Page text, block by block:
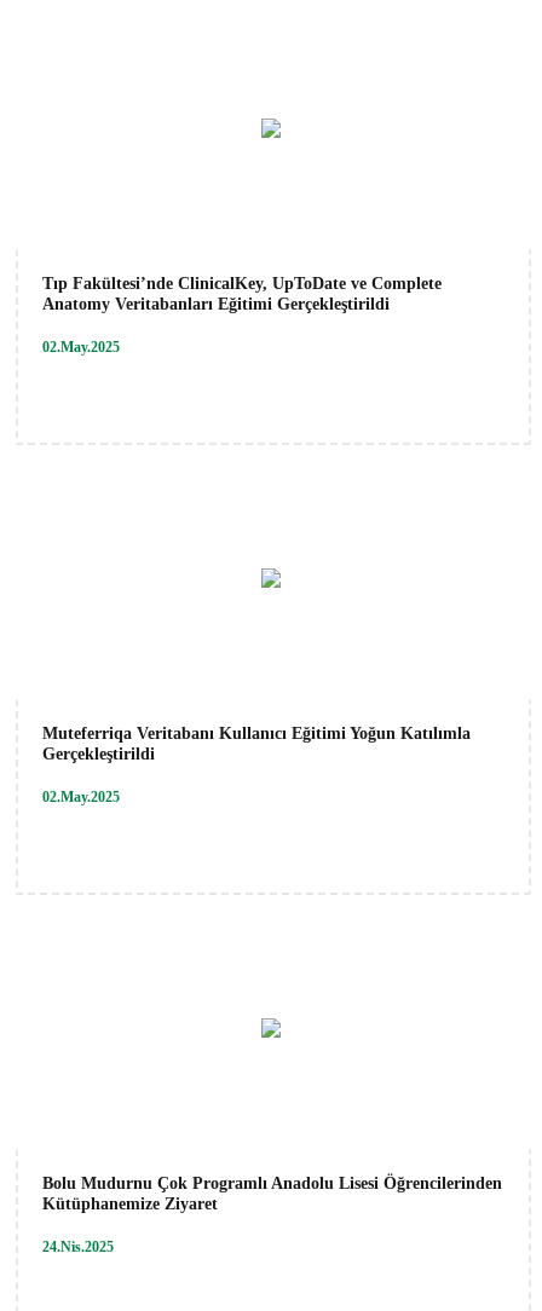
Tıp Fakültesi’nde ClinicalKey, UpToDate ve Complete
Anatomy Veritabanları Eğitimi Gerçekleştirildi
02.May.2025
Muteferriqa Veritabanı Kullanıcı Eğitimi Yoğun Katılımla
Gerçekleştirildi
02.May.2025
Bolu Mudurnu Çok Programlı Anadolu Lisesi Öğrencilerinden
Kütüphanemize Ziyaret
24.Nis.2025